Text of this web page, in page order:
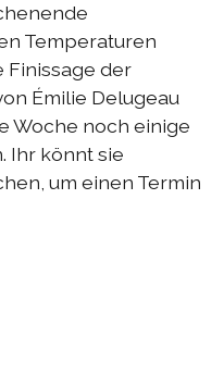
Temperaturen
Finissage der
Émilie Delugeau
Woche noch einige
Ihr könnt sie
um einen Termin